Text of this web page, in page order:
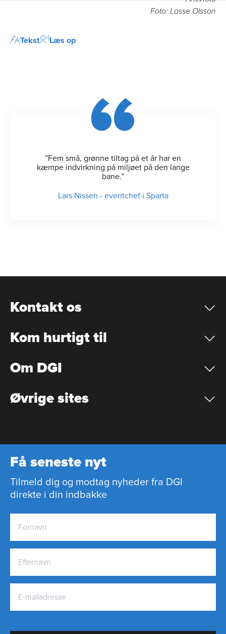
Foto: Lasse Olsson
Tekst Læs op
”Fem små, grønne tiltag på et år har en
kæmpe indvirkning på miljøet på den lange
bane.”
Lars Nissen - eventchef i Sparta
Kontakt os
Kom hurtigt til
Om DGI
Øvrige sites
Få seneste nyt
Tilmeld dig og modtag nyheder fra DGI
direkte i din indbakke